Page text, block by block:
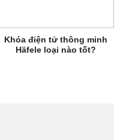
Khóa điện tử thông minh
Häfele loại nào tốt?